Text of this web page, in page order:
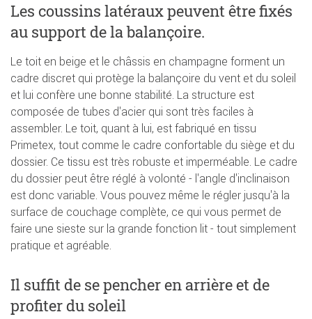
Les coussins latéraux peuvent être fixés
au support de la balançoire.
Le toit en beige et le châssis en champagne forment un
cadre discret qui protège la balançoire du vent et du soleil
et lui confère une bonne stabilité. La structure est
composée de tubes d'acier qui sont très faciles à
assembler. Le toit, quant à lui, est fabriqué en tissu
Primetex, tout comme le cadre confortable du siège et du
dossier. Ce tissu est très robuste et imperméable. Le cadre
du dossier peut être réglé à volonté - l'angle d'inclinaison
est donc variable. Vous pouvez même le régler jusqu'à la
surface de couchage complète, ce qui vous permet de
faire une sieste sur la grande fonction lit - tout simplement
pratique et agréable.
Il suffit de se pencher en arrière et de
profiter du soleil